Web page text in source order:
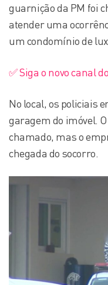
guarnição da PM foi
atender uma
um condomínio de
✅ Siga o novo canal
No local, os policiais
garagem do imóvel.
chamado, mas o
chegada do socorro.